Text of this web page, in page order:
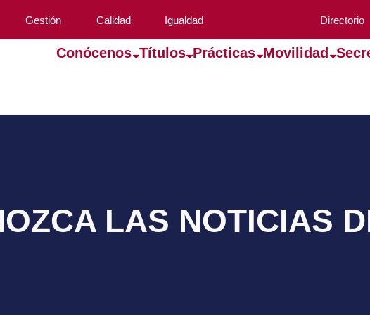
Gestión Calidad Igualdad Directorio
Conócenos Títulos Prácticas Movilidad
LAS NOTICIAS